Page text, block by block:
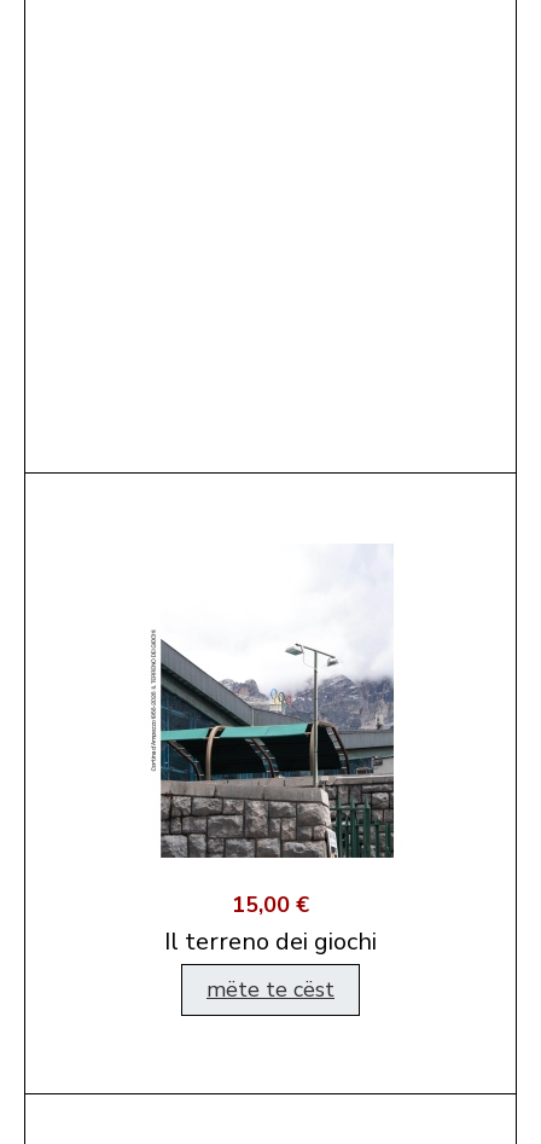
15,00 €
Il terreno dei giochi
mëte te cëst